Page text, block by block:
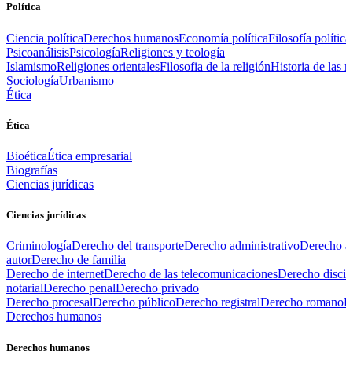
Política
Ciencia políticaDerechos humanosEconomía políticaFilosofía
PsicoanálisisPsicologíaReligiones y teología
IslamismoReligiones orientalesFilosofia de la religiónHistoria de las
SociologíaUrbanismo
Ética
Ética
BioéticaÉtica empresarial
Biografías
Ciencias jurídicas
Ciencias jurídicas
CriminologíaDerecho del transporteDerecho administrativoDerecho
autorDerecho de familia
Derecho de internetDerecho de las telecomunicacionesDerecho
notarialDerecho penalDerecho privado
Derecho procesalDerecho públicoDerecho registralDerecho romano
Derechos humanos
Derechos humanos